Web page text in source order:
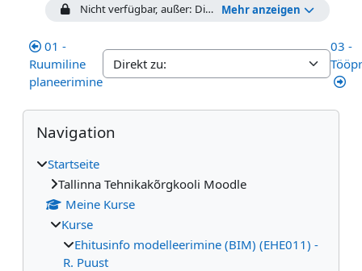
Mehr anzeigen
Nicht verfügbar, außer: Die Aktivität Valikvastustega
01 -
Ruumiline
planeerimine
03 -
Blöcke
Navigation überspringen
Navigation
Startseite
Tallinna Tehnikakõrgkooli Moodle
Meine Kurse
Kurse
Ehitusinfo modelleerimine (BIM) (EHE011) -
R. Puust